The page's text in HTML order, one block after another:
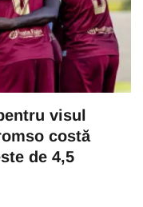
visul
costă
de 4,5